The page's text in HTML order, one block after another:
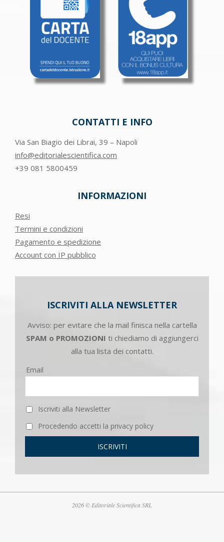
CONTATTI E INFO
Via San Biagio dei Librai, 39 – Napoli
info@editorialescientifica.com
+39 081 5800459
INFORMAZIONI
Resi
Termini e condizioni
Pagamento e spedizione
Account con IP pubblico
ISCRIVITI ALLA NEWSLETTER
Avviso: per evitare che la mail finisca nella cartella
SPAM o PROMOZIONI ti chiediamo di aggiungerci
alla tua lista dei contatti.
Email
Iscriviti alla Newsletter
Procedendo accetti la privacy policy
2026 © Editoriale Scientifica SRL